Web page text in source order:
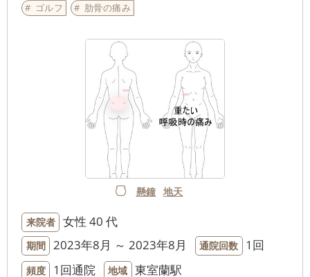
ゴルフ 肋骨の痛み
懸鐘 地天
来院者 女性 40 代
期間 2023年8月 ～ 2023年8月 通院回数 1回
頻度 1回通院 地域 東室蘭駅